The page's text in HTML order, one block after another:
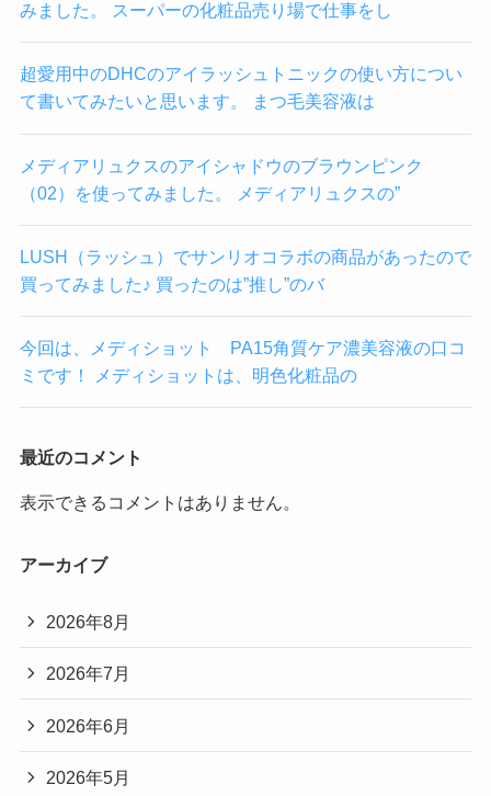
みました。 スーパーの化粧品売り場で仕事をし
超愛用中のDHCのアイラッシュトニックの使い方につい
て書いてみたいと思います。 まつ毛美容液は
メディアリュクスのアイシャドウのブラウンピンク
（02）を使ってみました。 メディアリュクスの”
LUSH（ラッシュ）でサンリオコラボの商品があったので
買ってみました♪ 買ったのは”推し”のバ
今回は、メディショット PA15角質ケア濃美容液の口コ
ミです！ メディショットは、明色化粧品の
最近のコメント
表示できるコメントはありません。
アーカイブ
2026年8月
2026年7月
2026年6月
2026年5月